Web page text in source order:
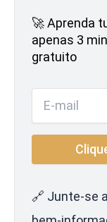
🚀 Aprenda
apenas 3
gratuito
🔗 Junte-se